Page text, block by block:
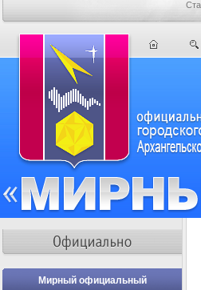
Мирный официальный